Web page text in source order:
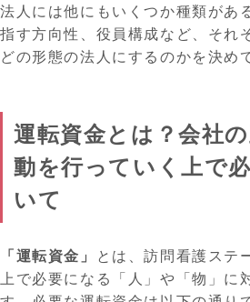
法人には他にもいくつか種類があ
指す方向性、役員構成など、それ
どの形態の法人にするのかを決め
運転資金とは？会社
動を行っていく上で
いて
「運転資金」
とは、訪問看護ステ
上で必要になる「人」や「物」に